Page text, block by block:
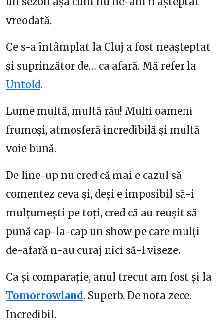
vreodată.
Ce s-a întâmplat la Cluj a fost neașteptat
și suprinzător de… ca afară. Mă refer la
Untold.
Lume multă, multă rău! Mulți oameni
frumoși, atmosferă incredibilă și multă
voie bună.
De line-up nu cred că mai e cazul să
comentez ceva și, deși e imposibil să-i
mulțumești pe toți, cred că au reușit să
pună cap-la-cap un show pe care mulți
de-afară n-au curaj nici să-l viseze.
Ca și comparație, anul trecut am fost și la
Tomorrowland. Superb. De nota zece.
Incredibil.